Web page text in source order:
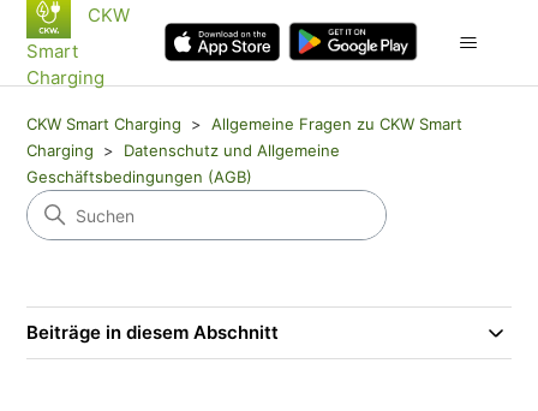
CKW
Smart
Charging
CKW Smart Charging
Allgemeine Fragen zu CKW Smart
Charging
Datenschutz und Allgemeine
Geschäftsbedingungen (AGB)
Beiträge in diesem Abschnitt